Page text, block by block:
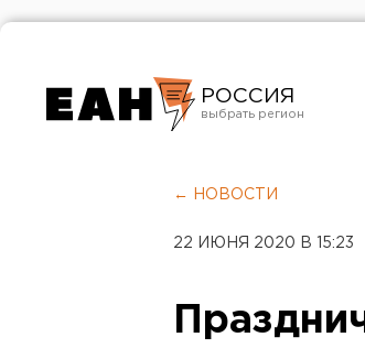
РОССИЯ
Челябинск
← НОВОСТИ
22 ИЮНЯ 2020 В 15:23